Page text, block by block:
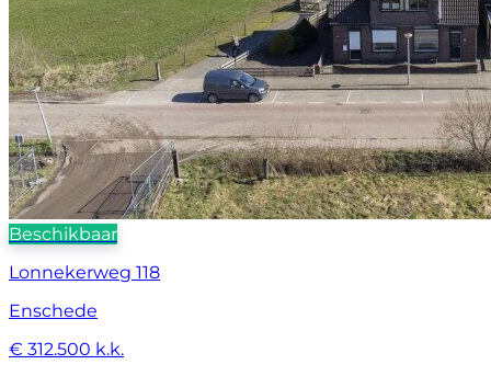
Beschikbaar
Lonnekerweg 118
Enschede
€ 312.500 k.k.